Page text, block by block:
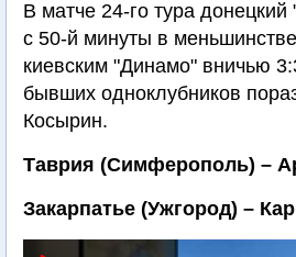
В матче 24-го тура донецкий
с 50-й минуты в
киевским "Динамо" вничью
бывших одноклубников
Косырин.
Таврия (Симферополь) –
Закарпатье (Ужгород) –